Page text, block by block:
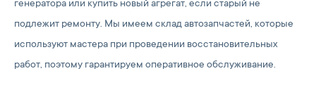
генератора или купить новый агрегат, если старый не
подлежит ремонту. Мы имеем склад автозапчастей, которые
используют мастера при проведении восстановительных
работ, поэтому гарантируем оперативное обслуживание.